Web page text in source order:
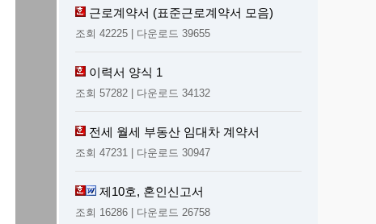
근로계약서 (표준근로계약서 모음)
조회 42225 | 다운로드 39655
이력서 양식 1
조회 57282 | 다운로드 34132
전세 월세 부동산 임대차 계약서
조회 47231 | 다운로드 30947
제10호, 혼인신고서
조회 16286 | 다운로드 26758